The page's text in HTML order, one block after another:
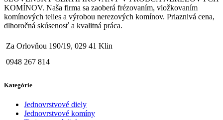
KOMÍNOV. Naša firma sa zaoberá frézovaním, vložkovaním
komínových telies a výrobou nerezových komínov. Priaznivá cena,
dlhoročná skúsenosť a kvalitná práca.
Za Orlovňou 190/19, 029 41 Klin
0948 267 814
Kategórie
Jednovrstvové diely
Jednovrstvové komíny